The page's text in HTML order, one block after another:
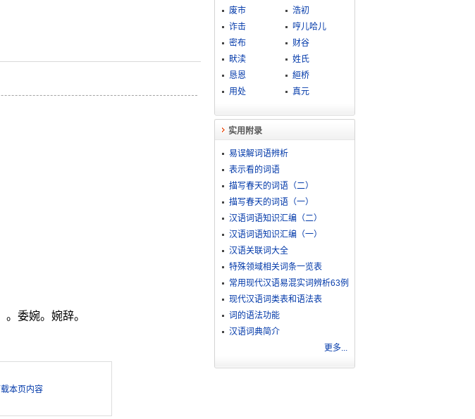
。委婉。婉辞。
载本页内容
废市
浩初
诈击
哼儿哈儿
密布
财谷
畎渎
姓氏
恳恩
絙桥
用处
真元
实用附录
易误解词语辨析
表示看的词语
描写春天的词语（二）
描写春天的词语（一）
汉语词语知识汇编（二）
汉语词语知识汇编（一）
汉语关联词大全
特殊领域相关词条一览表
常用现代汉语易混实词辨析63例
现代汉语词类表和语法表
词的语法功能
汉语词典简介
更多...